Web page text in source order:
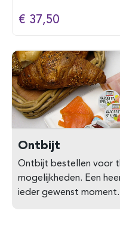
€ 37,50
Ontbijt
Ontbijt bestellen voor
mogelijkheden. Een
ieder gewenst moment.